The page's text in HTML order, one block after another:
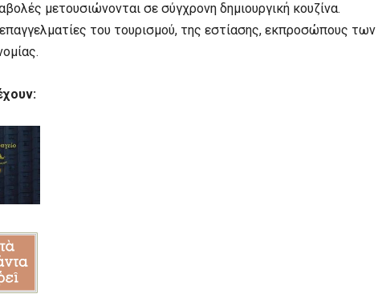
μετουσιώνονται σε σύγχρονη δημιουργική κουζίνα.
του τουρισμού, της εστίασης, εκπροσώπους των